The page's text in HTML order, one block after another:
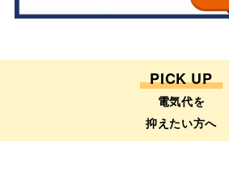
PICK UP
電気代を
抑えたい方へ